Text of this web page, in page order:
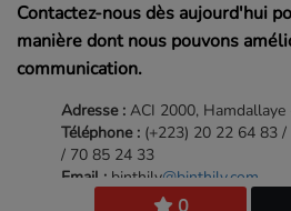
Contactez-nous dès aujourd'hui
manière dont nous pouvons
communication.
Adresse : ACI 2000, Hamdallaye
Téléphone : (+223) 20 22 64 83
/ 70 85 24 33
Email : binthily@binthily.com